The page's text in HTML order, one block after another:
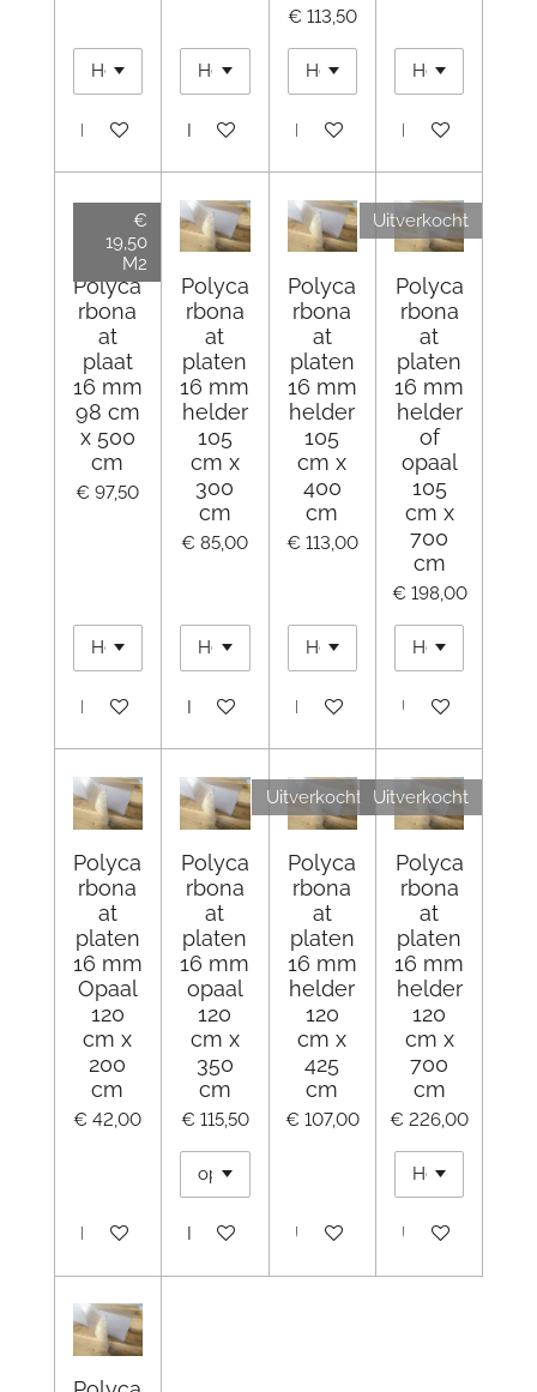
In winkelwagenIn winkelwagen
€ 113,50
In winkelwagenIn winkelwagen
€
19,50
M2
Polyca
rbona
at
plaat
16 mm
98 cm
x 500
cm
€ 97,50
In winkelwagen
Polyca
rbona
at
platen
16 mm
helder
105
cm x
300
cm
€ 85,00
In winkelwagen
Polyca
rbona
at
platen
16 mm
helder
105
cm x
400
cm
€ 113,00
In winkelwagen
Uitverkocht
Polyca
rbona
at
platen
16 mm
helder
of
opaal
105
cm x
700
cm
€ 198,00
Uitverkocht
Polyca
rbona
at
platen
16 mm
Opaal
120
cm x
200
cm
€ 42,00
In winkelwagen
Polyca
rbona
at
platen
16 mm
opaal
120
cm x
350
cm
€ 115,50
In winkelwagen
Uitverkocht
Polyca
rbona
at
platen
16 mm
helder
120
cm x
425
cm
€ 107,00
Uitverkocht
Uitverkocht
Polyca
rbona
at
platen
16 mm
helder
120
cm x
700
cm
€ 226,00
Uitverkocht